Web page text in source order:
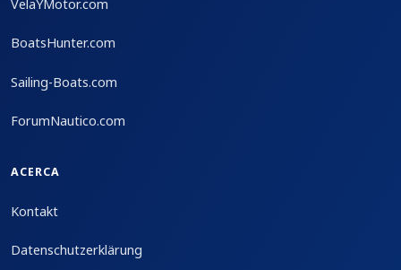
VelaYMotor.com
BoatsHunter.com
Sailing-Boats.com
ForumNautico.com
ACERCA
Kontakt
Datenschutzerklärung